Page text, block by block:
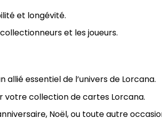
et longévité.
et les joueurs.
essentiel de l’univers de Lorcana.
collection de cartes Lorcana.
Noël, ou toute autre